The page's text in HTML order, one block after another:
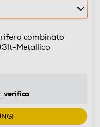
combinato
Metallico
verifica